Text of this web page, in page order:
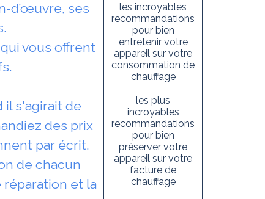
d’œuvre, ses
vous offrent
il s'agirait de
des prix
par écrit.
de chacun
et la
les incroyables
recommandations
pour bien
entretenir votre
appareil sur votre
consommation de
chauffage
les plus
incroyables
recommandations
pour bien
préserver votre
appareil sur votre
facture de
chauffage